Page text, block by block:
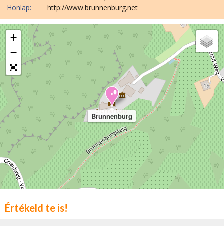
Honlap:
http://www.brunnenburg.net
Brunnenburg
+
−
Értékeld te is!